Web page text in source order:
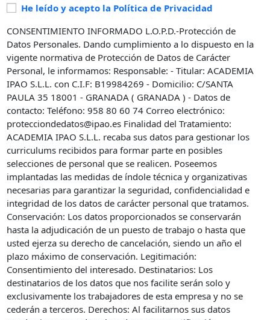
Politica
privacidad*
He leído y acepto la Política de Privacidad
CONSENTIMIENTO INFORMADO L.O.P.D.-Protección de
Datos Personales. Dando cumplimiento a lo dispuesto en la
vigente normativa de Protección de Datos de Carácter
Personal, le informamos: Responsable: - Titular: ACADEMIA
IPAO S.L.L. con C.I.F: B19984269 - Domicilio: C/SANTA
PAULA 35 18001 - GRANADA ( GRANADA ) - Datos de
contacto: Teléfono: 958 80 60 74 Correo electrónico:
protecciondedatos@ipao.es Finalidad del Tratamiento:
ACADEMIA IPAO S.L.L. recaba sus datos para gestionar los
curriculums recibidos para formar parte en posibles
selecciones de personal que se realicen. Poseemos
implantadas las medidas de índole técnica y organizativas
necesarias para garantizar la seguridad, confidencialidad e
integridad de los datos de carácter personal que tratamos.
Conservación: Los datos proporcionados se conservarán
hasta la adjudicación de un puesto de trabajo o hasta que
usted ejerza su derecho de cancelación, siendo un año el
plazo máximo de conservación. Legitimación:
Consentimiento del interesado. Destinatarios: Los
destinatarios de los datos que nos facilite serán solo y
exclusivamente los trabajadores de esta empresa y no se
cederán a terceros. Derechos: Al facilitarnos sus datos